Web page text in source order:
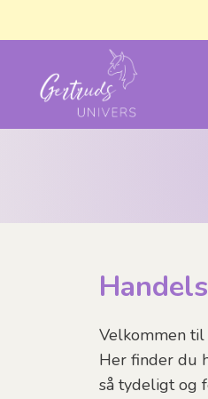
til
Velkommen
Her finder du
så tydeligt og